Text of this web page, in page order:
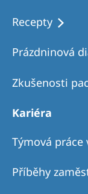
Recepty
Prázdninová
Zkušenosti
Kariéra
Týmová
Příběhy